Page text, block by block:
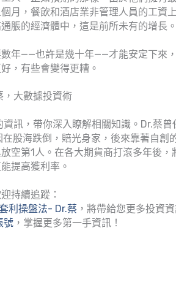
月，餐飲和酒店業非管理人員的工資
脹的經濟體中，這是前所未有的增長。
數年——也許是幾十年——才能安定下來
，有些會變得更糟。
，大數據投資術
資訊，帶你深入瞭解相關知識。Dr.蔡
股海跌倒，賠光身家，後來靠著自創
空第1人。在各大期貨商打滾多年後
提高獲利率。
持續追蹤：
利操盤法- Dr.蔡 ，將帶給您更多投資資
號 ，掌握更多第一手資訊！